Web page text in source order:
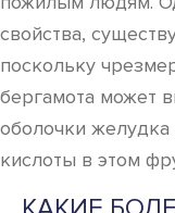
свойства,
поскольку
бергамота может
оболочки
кислоты в этом